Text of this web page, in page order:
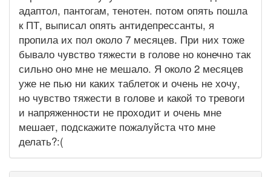
адаптол, пантогам, тенотен. потом опять пошла
к ПТ, выписал опять антидепрессанты, я
пропила их пол около 7 месяцев. При них тоже
бывало чувство тяжести в голове но конечно так
сильно оно мне не мешало. Я около 2 месяцев
уже не пью ни каких таблеток и очень не хочу,
но чувство тяжести в голове и какой то тревоги
и напряженности не проходит и очень мне
мешает, подскажите пожалуйста что мне
делать?:(